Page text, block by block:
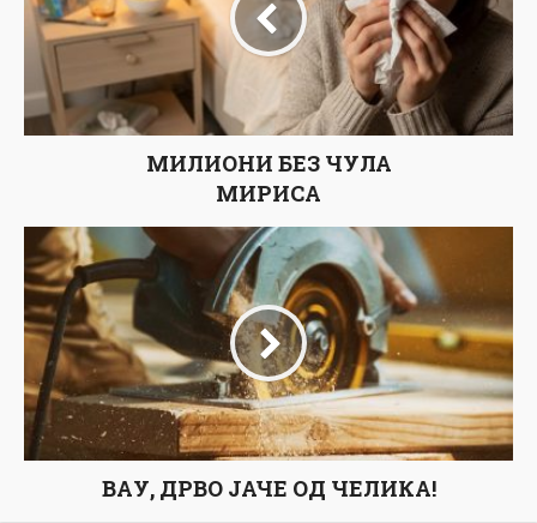
МИЛИОНИ БЕЗ ЧУЛА
МИРИСА
ВАУ, ДРВО ЈАЧЕ ОД ЧЕЛИКА!